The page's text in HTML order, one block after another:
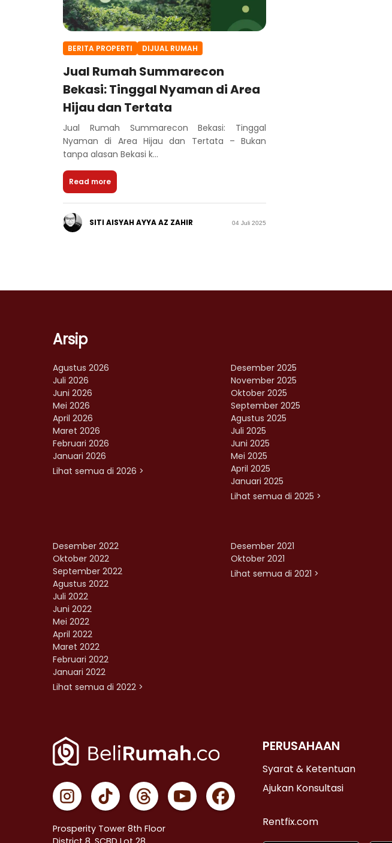
BERITA PROPERTI DIJUAL RUMAH
Jual Rumah Summarecon
Bekasi: Tinggal Nyaman di Area
Hijau dan Tertata
Jual Rumah Summarecon Bekasi: Tinggal
Nyaman di Area Hijau dan Tertata – Bukan
tanpa alasan Bekasi k...
Read more
SITI AISYAH AYYA AZ ZAHIR 04 Juli 2025
Arsip
Agustus 2026
Juli 2026
Juni 2026
Mei 2026
April 2026
Maret 2026
Februari 2026
Januari 2026
Lihat semua di 2026 >
Desember 2025
November 2025
Oktober 2025
September 2025
Agustus 2025
Juli 2025
Juni 2025
Mei 2025
April 2025
Januari 2025
Lihat semua di 2025 >
Desember 2022
Oktober 2022
September 2022
Agustus 2022
Juli 2022
Juni 2022
Mei 2022
April 2022
Maret 2022
Februari 2022
Januari 2022
Lihat semua di 2022 >
Desember 2021
Oktober 2021
Lihat semua di 2021 >
Prosperity Tower 8th Floor
PERUSAHAAN
Syarat & Ketentuan
Ajukan Konsultasi
Rentfix.com